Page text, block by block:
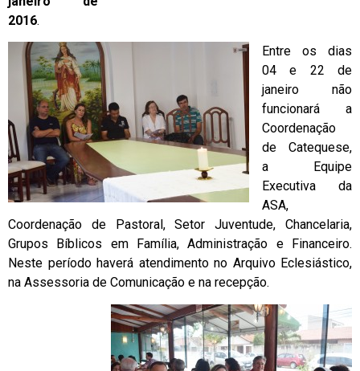
2016.
Entre os dias
04 e 22 de
janeiro não
funcionará a
Coordenação
de Catequese,
a Equipe
Executiva da
ASA,
Coordenação de Pastoral, Setor Juventude, Chancelaria,
Grupos Bíblicos em Família, Administração e Financeiro.
Neste período haverá atendimento no Arquivo Eclesiástico,
na Assessoria de Comunicação e na recepção.